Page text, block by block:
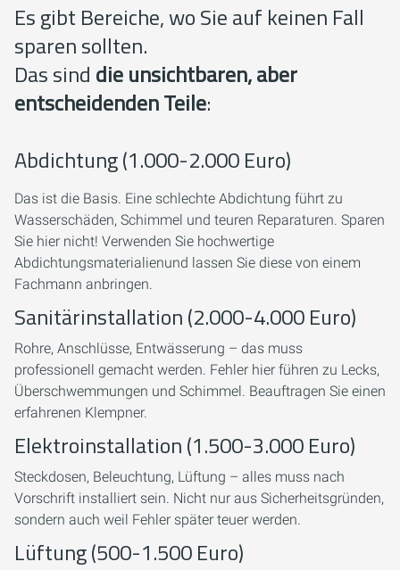
Es gibt Bereiche, wo Sie auf keinen Fall
sparen sollten.
Das sind die unsichtbaren, aber
entscheidenden Teile:
Abdichtung (1.000-2.000 Euro)
Das ist die Basis. Eine schlechte Abdichtung führt zu
Wasserschäden, Schimmel und teuren Reparaturen. Sparen
Sie hier nicht! Verwenden Sie hochwertige
Abdichtungsmaterialienund lassen Sie diese von einem
Fachmann anbringen.
Sanitärinstallation (2.000-4.000 Euro)
Rohre, Anschlüsse, Entwässerung – das muss
professionell gemacht werden. Fehler hier führen zu Lecks,
Überschwemmungen und Schimmel. Beauftragen Sie einen
erfahrenen Klempner.
Elektroinstallation (1.500-3.000 Euro)
Steckdosen, Beleuchtung, Lüftung – alles muss nach
Vorschrift installiert sein. Nicht nur aus Sicherheitsgründen,
sondern auch weil Fehler später teuer werden.
Lüftung (500-1.500 Euro)